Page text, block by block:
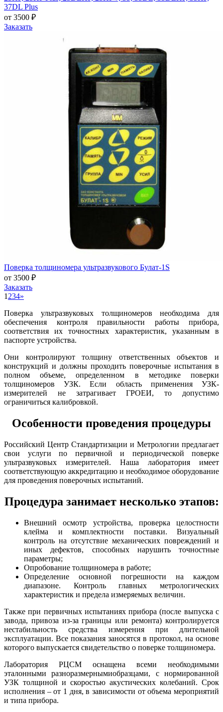
37DL Plus
от 3500 ₽
Заказать
Поверка толщиномера ультразвукового Булат-1S
от 3500 ₽
Заказать
1 234»
Поверка ультразвуковых толщиномеров необходима для
обеспечения контроля правильности работы прибора,
соответствия их точностных характеристик, указанным в
паспорте устройства.
Они контролируют толщину ответственных объектов и
конструкций и должны проходить поверочные испытания в
полном объеме, определенном в методике поверки
толщиномеров УЗК. Если область применения УЗК-
измерителей не затрагивает ГРОЕИ, то допустимо
ограничиться калибровкой.
Особенности проведения процедуры
Российский Центр Стандартизации и Метрологии предлагает
свои услуги по первичной и периодической поверке
ультразвуковых измерителей. Наша лаборатория имеет
соответствующую аккредитацию и необходимое оборудование
для проведения поверочных испытаний.
Процедура занимает несколько этапов:
Внешний осмотр устройства, проверка целостности
клейма и комплектности поставки. Визуальный
контроль на отсутствие механических повреждений и
иных дефектов, способных нарушить точностные
параметры;
Опробование толщиномера в работе;
Определение основной погрешности на каждом
диапазоне. Контроль главных метрологических
характеристик и предела измеряемых величин.
Также при первичных испытаниях прибора (после выпуска с
завода, привоза из-за границы или ремонта) контролируется
нестабильность средства измерения при длительной
эксплуатации. Все показания заносятся в протокол, на основе
которого выпускается свидетельство о поверке толщиномера.
Лаборатория РЦСМ оснащена всеми необходимыми
эталонными разноразмернымиобразцами, с нормированной
УЗК толщиной и скоростью акустических колебаний. Срок
исполнения – от 1 дня, в зависимости от объема мероприятий
и типа прибора.